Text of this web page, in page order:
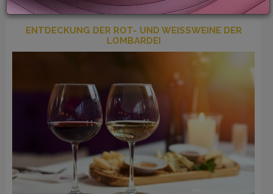
LOGIN
ENTDECKUNG DER ROT- UND WEISSWEINE DER L
OMBARDEI